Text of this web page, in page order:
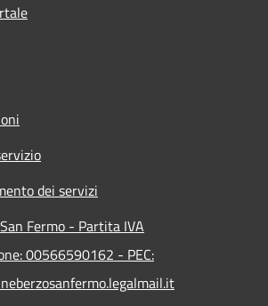
dei servizi
Fermo - Partita IVA
00566590162 - PEC: